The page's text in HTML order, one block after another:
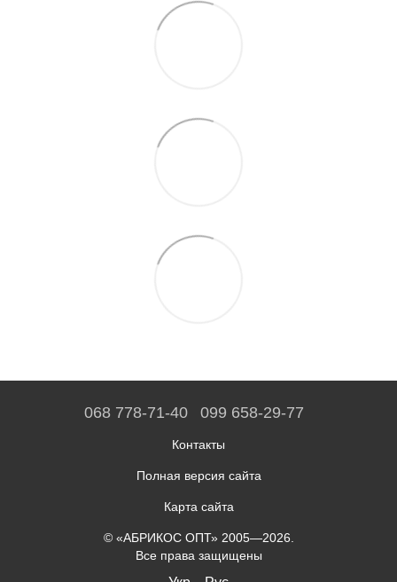
068 778-71-40 099 658-29-77
Контакты
Полная версия сайта
Карта сайта
© «АБРИКОС ОПТ» 2005—2026.
Все права защищены